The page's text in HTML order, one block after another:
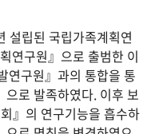
연구자들
설립된 국립가족계획연
연구원』으로 출범한 이
연구원』과의 통합을 통
로 발족하였다. 이후 보
』의 연구기능을 흡수하